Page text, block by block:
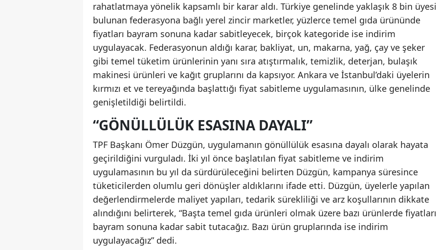
rahatlatmaya yönelik kapsamlı bir karar aldı. Türkiye genelinde yaklaşık 8 bin üyesi
bulunan federasyona bağlı yerel zincir marketler, yüzlerce temel gıda ürününde
fiyatları bayram sonuna kadar sabitleyecek, birçok kategoride ise indirim
uygulayacak. Federasyonun aldığı karar, bakliyat, un, makarna, yağ, çay ve şeker
gibi temel tüketim ürünlerinin yanı sıra atıştırmalık, temizlik, deterjan, bulaşık
makinesi ürünleri ve kağıt gruplarını da kapsıyor. Ankara ve İstanbul’daki üyelerin
kırmızı et ve tereyağında başlattığı fiyat sabitleme uygulamasının, ülke genelinde
genişletildiği belirtildi.
“GÖNÜLLÜLÜK ESASINA DAYALI”
TPF Başkanı Ömer Düzgün, uygulamanın gönüllülük esasına dayalı olarak hayata
geçirildiğini vurguladı. İki yıl önce başlatılan fiyat sabitleme ve indirim
uygulamasının bu yıl da sürdürüleceğini belirten Düzgün, kampanya süresince
tüketicilerden olumlu geri dönüşler aldıklarını ifade etti. Düzgün, üyelerle yapılan
değerlendirmelerde maliyet yapıları, tedarik sürekliliği ve arz koşullarının dikkate
alındığını belirterek, “Başta temel gıda ürünleri olmak üzere bazı ürünlerde fiyatları
bayram sonuna kadar sabit tutacağız. Bazı ürün gruplarında ise indirim
uygulayacağız” dedi.